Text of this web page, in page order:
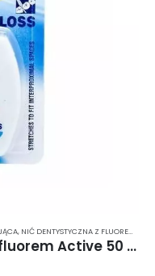
, NIĆ DENTYSTYCZNA Z FLUOREM
Nić pęczniejąca miętowa z fluorem Active 50 m